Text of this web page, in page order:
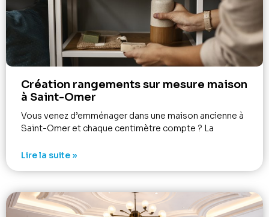
Création rangements sur mesure maison
à Saint-Omer
Vous venez d’emménager dans une maison ancienne à
Saint-Omer et chaque centimètre compte ? La
Lire la suite »